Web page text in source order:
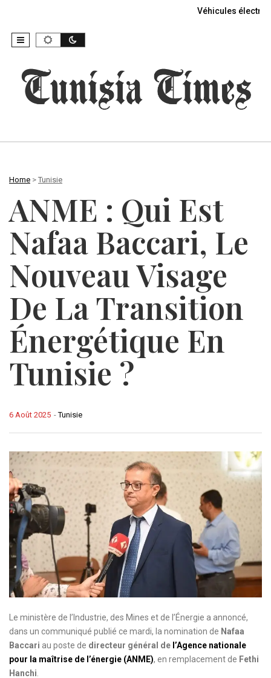
Véhicules
Home > Tunisie
ANME : Qui Est
Nafaa Baccari, Le
Nouveau Visage
De La Transition
Énergétique En
Tunisie ?
-Tunisie
6 Août 2025
Le ministère de l’Industrie, des Mines et de l’Énergie a annoncé,
dans un communiqué publié ce mardi, la nomination de Nafaa
Baccari au poste de directeur général de l’Agence nationale
pour la maîtrise de l’énergie (ANME), en remplacement de Fethi
Hanchi